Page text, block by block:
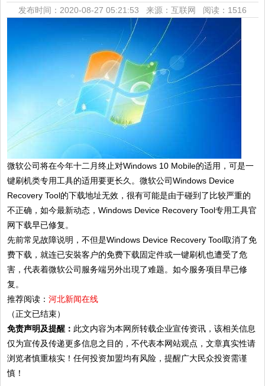
发布时间：2020-08-27 05:21:53 来源：互联网 阅读：1516
微软公司将在今年十二月终止对Windows 10 Mobile的适用，可是一
键刷机类专用工具的适用要更长久。微软公司Windows Device
Recovery Tool的下载地址无效，很有可能是由于碰到了比较严重的
不正确，如今最新动态，Windows Device Recovery Tool专用工具官
网下载早已修复。
先前常见故障说明，不但是Windows Device Recovery Tool取消了免
费下载，就连已安裝客户的免费下载固定件或一键刷机也遭受了危
害，代表着微软公司服务端另外出現了难题。如今服务项目早已修
复。
推荐阅读：河北新闻在线
（正文已结束）
免责声明及提醒： 此文内容为本网所转载企业宣传资讯，该相关信息
仅为宣传及传递更多信息之目的，不代表本网站观点，文章真实性请
浏览者慎重核实！任何投资加盟均有风险，提醒广大民众投资需谨
慎！